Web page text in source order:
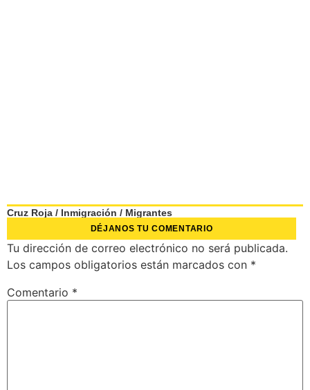
Cruz Roja / Inmigración / Migrantes
DÉJANOS TU COMENTARIO
Tu dirección de correo electrónico no será publicada.
Los campos obligatorios están marcados con *
Comentario *